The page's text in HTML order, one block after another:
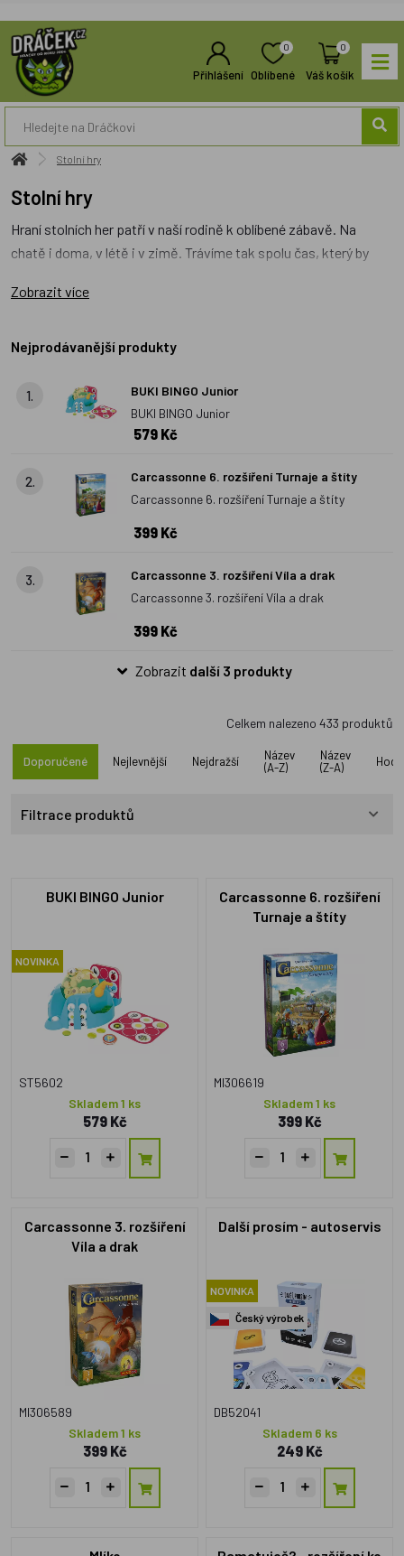
Přihlášení
0
Oblíbené
0
Váš košík
Stolní hry
Stolní hry
Hraní stolních her patří v naší rodině k oblíbené zábavě. Na
chatě i doma, v létě i v zimě. Trávíme tak spolu čas, který by
a není jednoduché vybrat tu nejlepší. Mezi naše oblíbené patří
pohádky do pohádky.Zatímco první rychle ubíhá a hezky cvičí
schopnost se vyrovnat s opakovanými nástrahami
pohádkových bytostí. Za pozornost stojí i hry pro jednoho -
Ukrátí dětem čas při cestování a pořádně
hrynebo Party hry
. Stolní hra patří již od mého dětství k
nezbytným dárkům pod stromeček, bez nové hry si už nedovedu
Vánoce ani představit. Která stolní hra bude letos ozdobou
Zobrazit více
Nejprodávanější produkty
1.
BUKI BINGO Junior
BUKI BINGO Junior
579 Kč
2.
Carcassonne 6. rozšíření Turnaje a štíty
Carcassonne 6. rozšíření Turnaje a štíty
399 Kč
3.
Carcassonne 3. rozšíření Víla a drak
Carcassonne 3. rozšíření Víla a drak
399 Kč
Zobrazit další 3 produkty
Celkem nalezeno 433 produktů
Doporučené Nejlevnější Nejdražší
Název
(A-Z)
Název
(Z-A)
Filtrace produktů
BUKI BINGO Junior
NOVINKA
ST5602
Skladem 1 ks
579 Kč
Carcassonne 6. rozšíření
Turnaje a štíty
MI306619
Skladem 1 ks
399 Kč
Carcassonne 3. rozšíření
Víla a drak
MI306589
Skladem 1 ks
399 Kč
Další prosím - autoservis
NOVINKA
Český výrobek
DB52041
Skladem 6 ks
249 Kč